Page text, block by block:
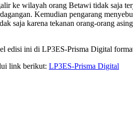
ke wilayah orang Betawi tidak saja
Kemudian pengarang
saja karena tekanan orang-orang
edisi ini di LP3ES-Prisma Digital
link berikut: LP3ES-Prisma Digital